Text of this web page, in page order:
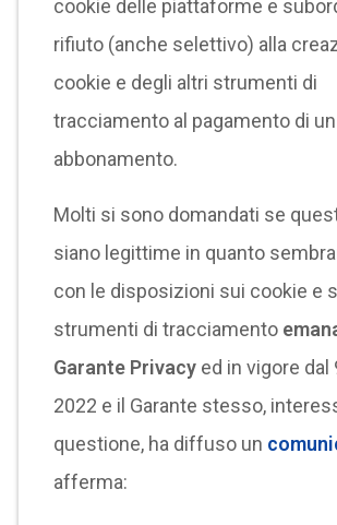
cookie delle piattaforme e
rifiuto (anche selettivo) alla
cookie e degli altri strumenti di
tracciamento al pagamento di un
abbonamento.
Molti si sono domandati se
siano legittime in quanto
con le disposizioni sui cookie e
strumenti di tracciamento
Garante Privacyed in vigore dal
2022 e il Garante stesso,
questione, ha diffuso un
afferma: